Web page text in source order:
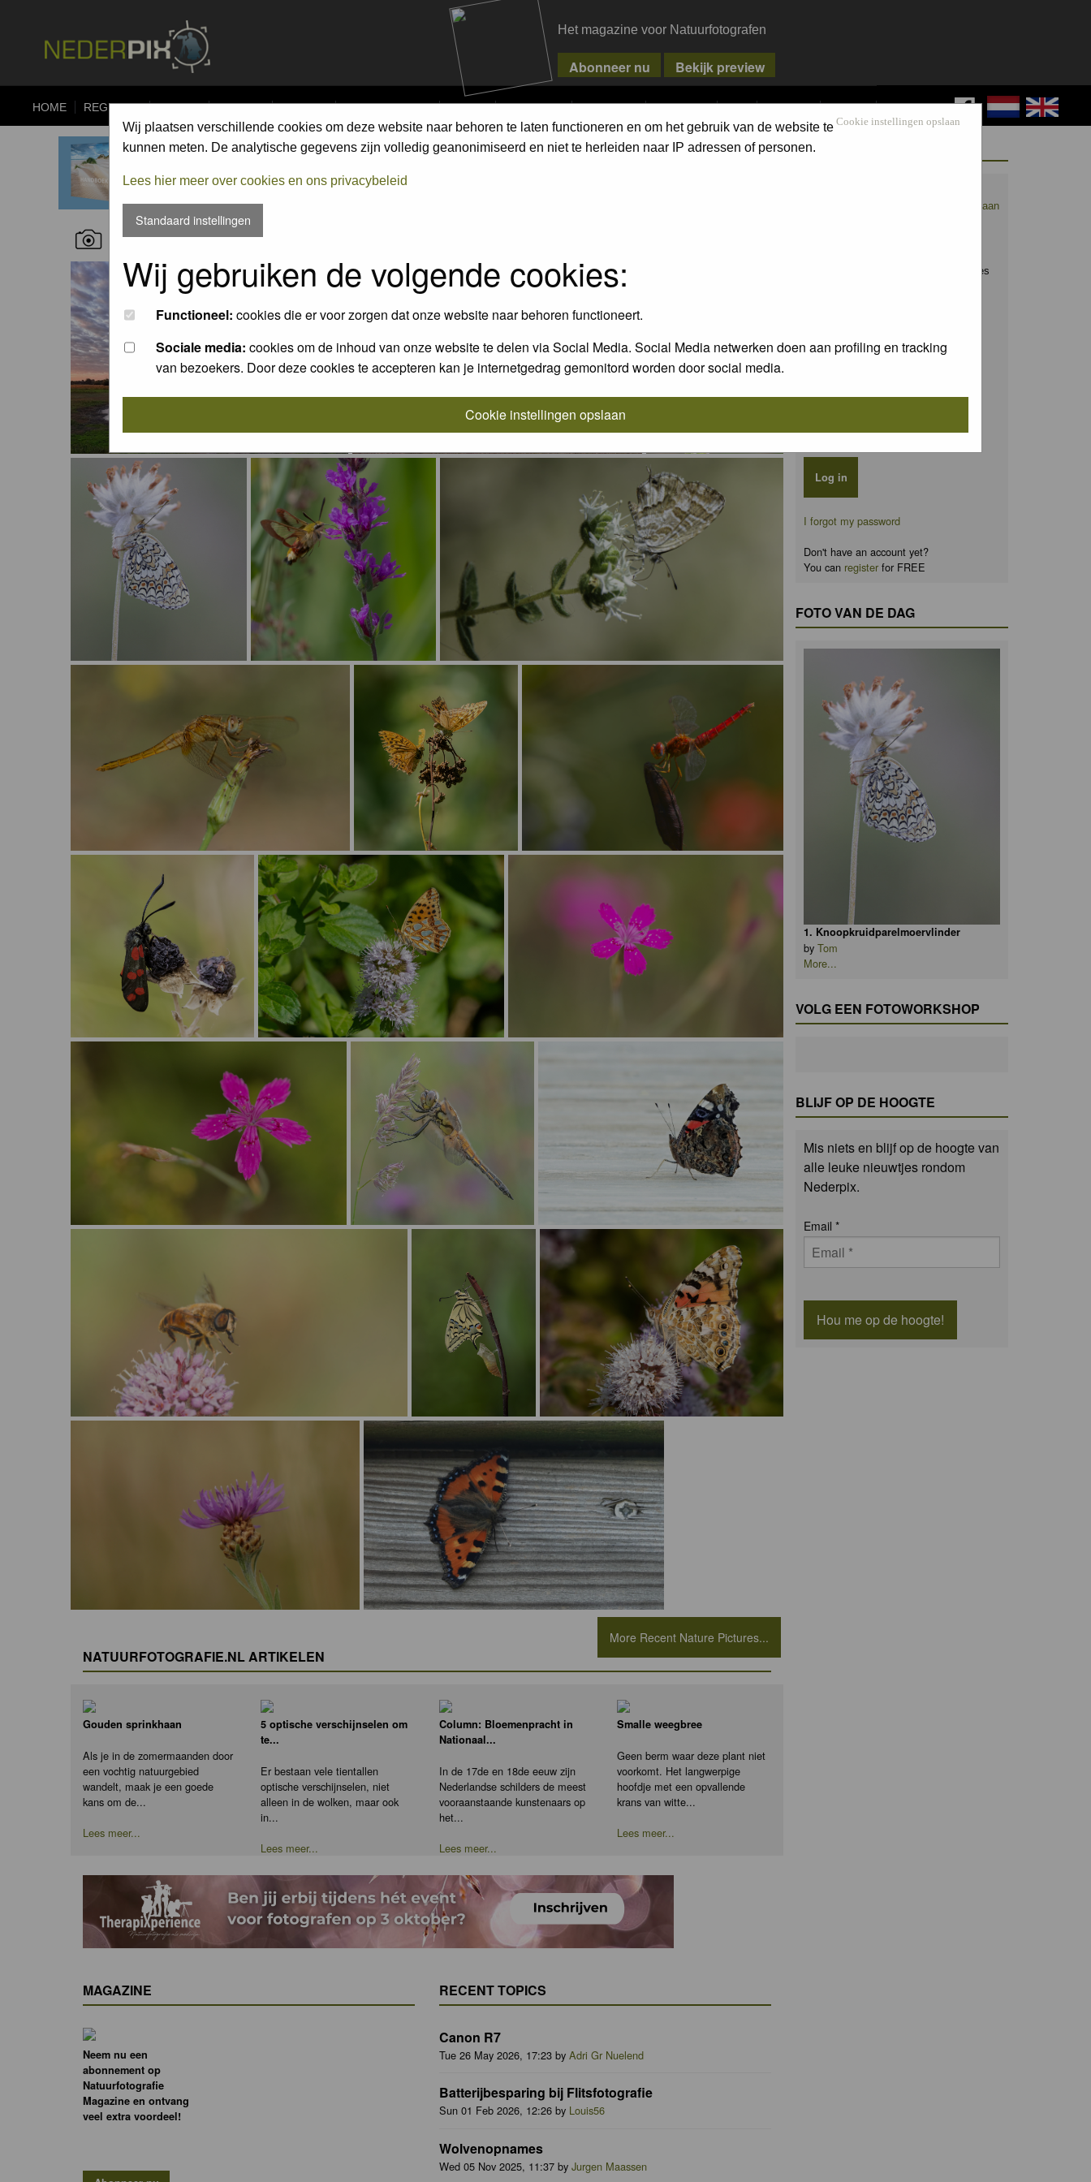
Het magazine voor Natuurfotografen
HOME REGISTER FORUM UPLOAD ALBUMS COMPETITIONS PIXPAS MAGAZINE WEBSHOP CONTACT FAQ SEARCH LOG IN
Cookie instellingen opslaan
Wij plaatsen verschillende cookies om deze website naar behoren te laten functioneren en om het gebruik van de website te
kunnen meten. De analytische gegevens zijn volledig geanonimiseerd en niet te herleiden naar IP adressen of personen.
Lees hier meer over cookies en ons privacybeleid
Standaard instellingen
Wij gebruiken de volgende cookies:
Functioneel: cookies die er voor zorgen dat onze website naar behoren functioneert.
Sociale media: cookies om de inhoud van onze website te delen via Social Media. Social Media netwerken doen aan profiling en tracking
van bezoekers. Door deze cookies te accepteren kan je internetgedrag gemonitord worden door social media.
Cookie instellingen opslaan
RECENT NATURE PICTURES
More Recent Nature Pictures...
NATUURFOTOGRAFIE.NL ARTIKELEN
Gouden sprinkhaan
Als je in de zomermaanden door
een vochtig natuurgebied
wandelt, maak je een goede
kans om de...
Lees meer...
5 optische verschijnselen om
te...
Er bestaan vele tientallen
optische verschijnselen, niet
alleen in de wolken, maar ook
in...
Lees meer...
Column: Bloemenpracht in
Nationaal...
In de 17de en 18de eeuw zijn
Nederlandse schilders de meest
vooraanstaande kunstenaars op
het...
Lees meer...
Smalle weegbree
Geen berm waar deze plant niet
voorkomt. Het langwerpige
hoofdje met een opvallende
krans van witte...
Lees meer...
MAGAZINE
Neem nu een
abonnement op
Natuurfotografie
Magazine en ontvang
veel extra voordeel!
RECENT TOPICS
Canon R7
Tue 26 May 2026, 17:23 by Adri Gr Nuelend
Batterijbesparing bij Flitsfotografie
Sun 01 Feb 2026, 12:26 by Louis56
Wolvenopnames
Wed 05 Nov 2025, 11:37 by Jurgen Maassen
WELCOME GUEST
Maak nu een account aan
anderen en leer en praat mee over alles
Remember me
I forgot my password
Don't have an account yet?
You can registerfor FREE
FOTO VAN DE DAG
1. Knoopkruidparelmoervlinder
by Tom
More...
VOLG EEN FOTOWORKSHOP
BLIJF OP DE HOOGTE
Mis niets en blijf op de hoogte van
alle leuke nieuwtjes rondom
Nederpix.
Email *
Hou me op de hoogte!